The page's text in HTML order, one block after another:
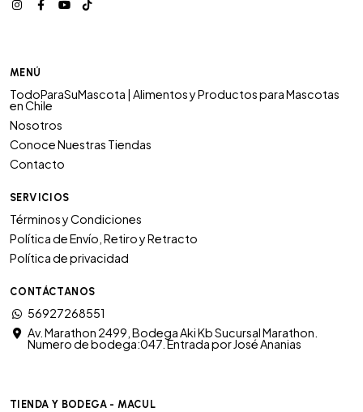
MENÚ
TodoParaSuMascota | Alimentos y Productos para Mascotas
en Chile
Nosotros
Conoce Nuestras Tiendas
Contacto
SERVICIOS
Términos y Condiciones
Política de Envío, Retiro y Retracto
Política de privacidad
CONTÁCTANOS
56927268551
Av. Marathon 2499, Bodega Aki Kb Sucursal Marathon.
Numero de bodega:047. Entrada por José Ananias
TIENDA Y BODEGA - MACUL